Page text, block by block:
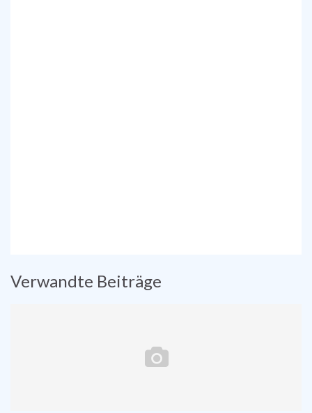
Verwandte Beiträge